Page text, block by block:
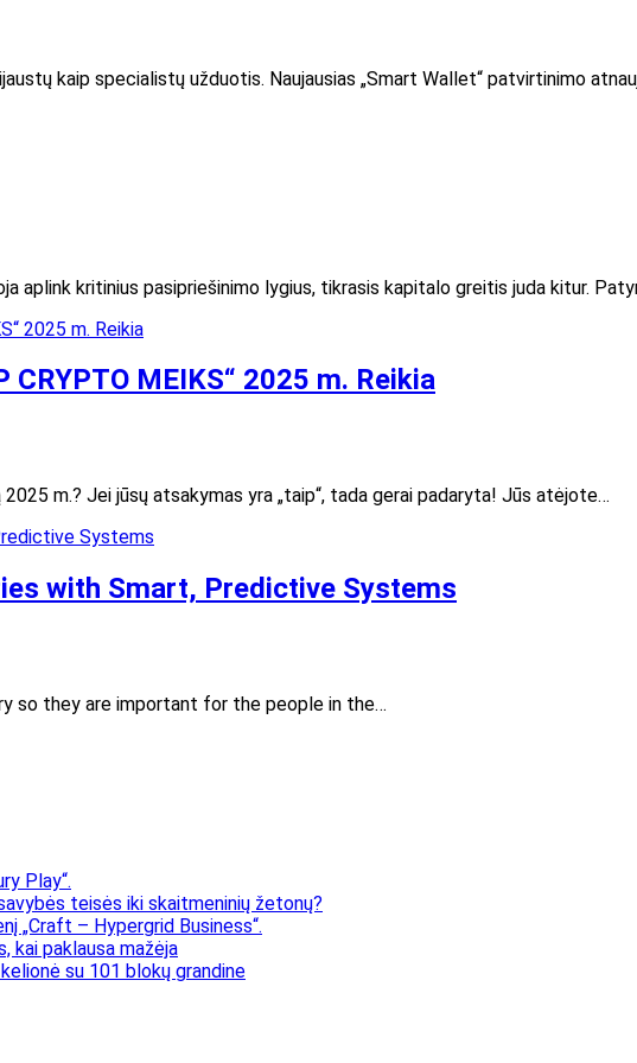
kaip specialistų užduotis. Naujausias „Smart Wallet“ patvirtinimo
aplink kritinius pasipriešinimo lygius, tikrasis kapitalo greitis juda kitur.
CRYPTO MEIKS“ 2025 m. Reikia
m.? Jei jūsų atsakymas yra „taip“, tada gerai padaryta! Jūs atėjote…
with Smart, Predictive Systems
so they are important for the people in the…
Play“.
teisės iki skaitmeninių žetonų?
„Craft – Hypergrid Business“.
kai paklausa mažėja
su 101 blokų grandine